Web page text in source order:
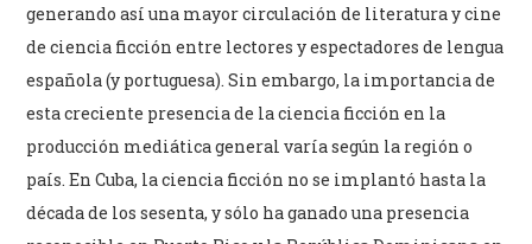
generando así una mayor circulación de literatura y cine
de ciencia ficción entre lectores y espectadores de lengua
española (y portuguesa). Sin embargo, la importancia de
esta creciente presencia de la ciencia ficción en la
producción mediática general varía según la región o
país. En Cuba, la ciencia ficción no se implantó hasta la
década de los sesenta, y sólo ha ganado una presencia